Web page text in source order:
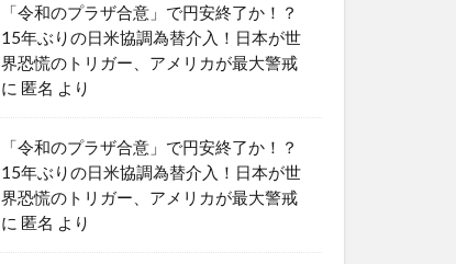
「令和のプラザ合意」で円安終了か！？
15年ぶりの日米協調為替介入！日本が世
界恐慌のトリガー、アメリカが最大警戒
に 匿名 より
「令和のプラザ合意」で円安終了か！？
15年ぶりの日米協調為替介入！日本が世
界恐慌のトリガー、アメリカが最大警戒
に 匿名 より